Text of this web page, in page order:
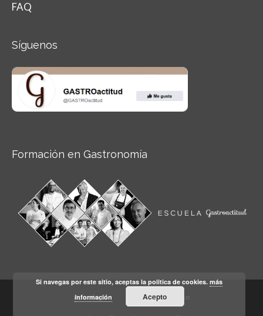
FAQ
Síguenos
Formación en Gastronomía
Aviso legal Condiciones de Uso
Si navegas por este sitio, aceptas la política de cookies.más
información
Acepto